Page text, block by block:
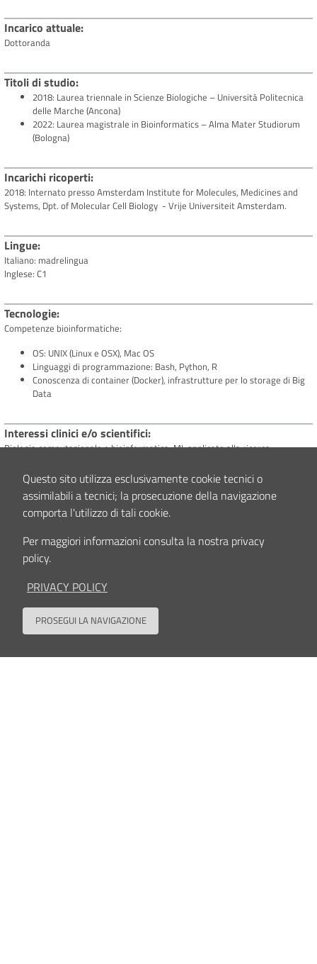
Incarico attuale
Dottoranda
Titoli di studio
2018: Laurea triennale in Scienze Biologiche – Università Politecnica
delle Marche (Ancona)
2022: Laurea magistrale in Bioinformatics – Alma Mater Studiorum
(Bologna)
Incarichi ricoperti
2018: Internato presso Amsterdam Institute for Molecules, Medicines and
Systems, Dpt. of Molecular Cell Biology - Vrije Universiteit Amsterdam.
Lingue
Italiano: madrelingua
Inglese: C1
Tecnologie
Competenze bioinformatiche:
OS: UNIX (Linux e OSX), Mac OS
Linguaggi di programmazione: Bash, Python, R
Conoscenza di container (Docker), infrastrutture per lo storage di Big
Data
Interessi clinici e/o scientifici
Biologia computazionale e bioinformatica, ML applicato alla ricerca
Contenuto aggiornato il 09/11/2023 16:05
Questo sito utilizza esclusivamente cookie tecnici o
assimilabili a tecnici; la prosecuzione della navigazione
comporta l'utilizzo di tali cookie.
Per maggiori informazioni consulta la nostra privacy
policy.
PRIVACY POLICY
PROSEGUI LA NAVIGAZIONE